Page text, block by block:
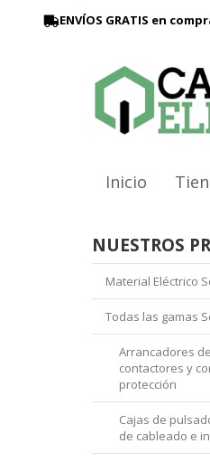
ENVÍOS GRATIS en
Inicio
NUESTROS
Material Eléctrico
Todas las gamas
Arrancadores
contactores y
protección
Cajas de
de cableado e